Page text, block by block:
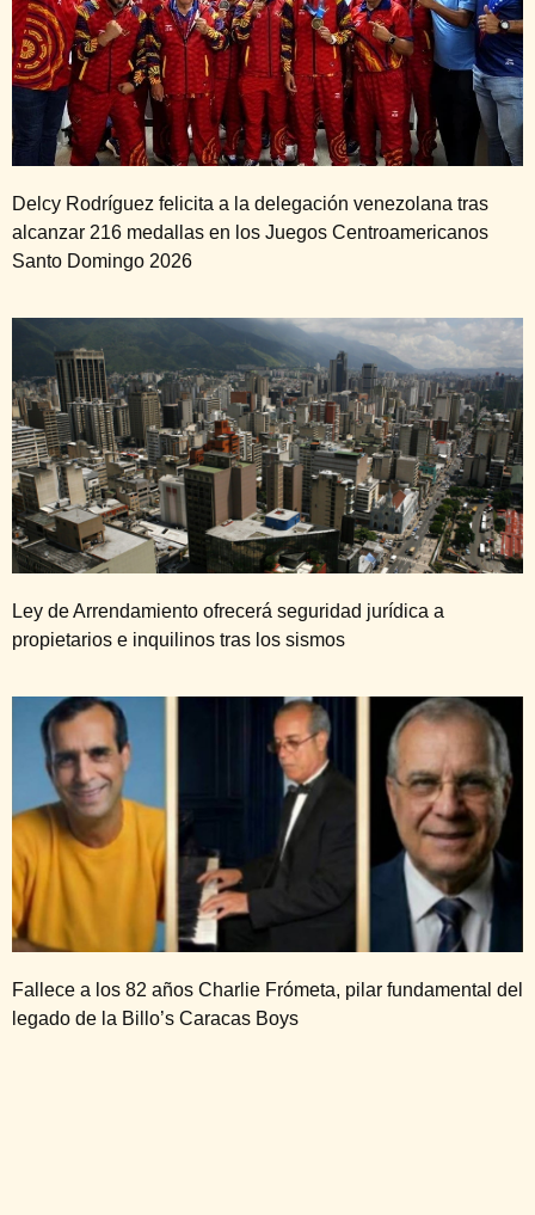
Delcy Rodríguez felicita a la delegación venezolana tras
alcanzar 216 medallas en los Juegos Centroamericanos
Santo Domingo 2026
Ley de Arrendamiento ofrecerá seguridad jurídica a
propietarios e inquilinos tras los sismos
Fallece a los 82 años Charlie Frómeta, pilar fundamental del
legado de la Billo’s Caracas Boys